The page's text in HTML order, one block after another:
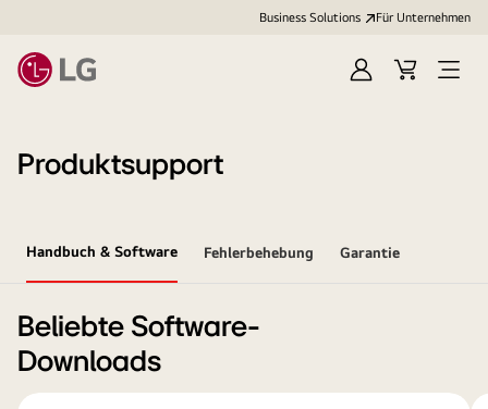
Business Solutions Für Unternehmen
Anmelden
Cart
Open
Produktsupport
Handbuch & Software Fehlerbehebung Garantie
Beliebte Software-
Downloads